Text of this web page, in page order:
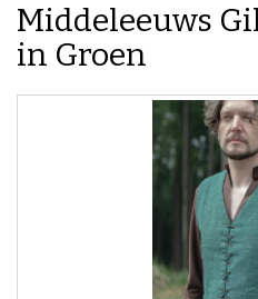
Middeleeuws
in Groen